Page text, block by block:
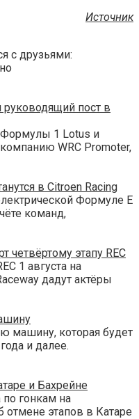
Источник
с друзьями:
пост в
1 Lotus и
WRC Promoter,
в Citroen Racing
Формуле Е
команд,
четвёртому этапу REC
1 августа на
дадут актёры
машину, которая будет
и далее.
и Бахрейне
гонкам на
отмене этапов в Катаре